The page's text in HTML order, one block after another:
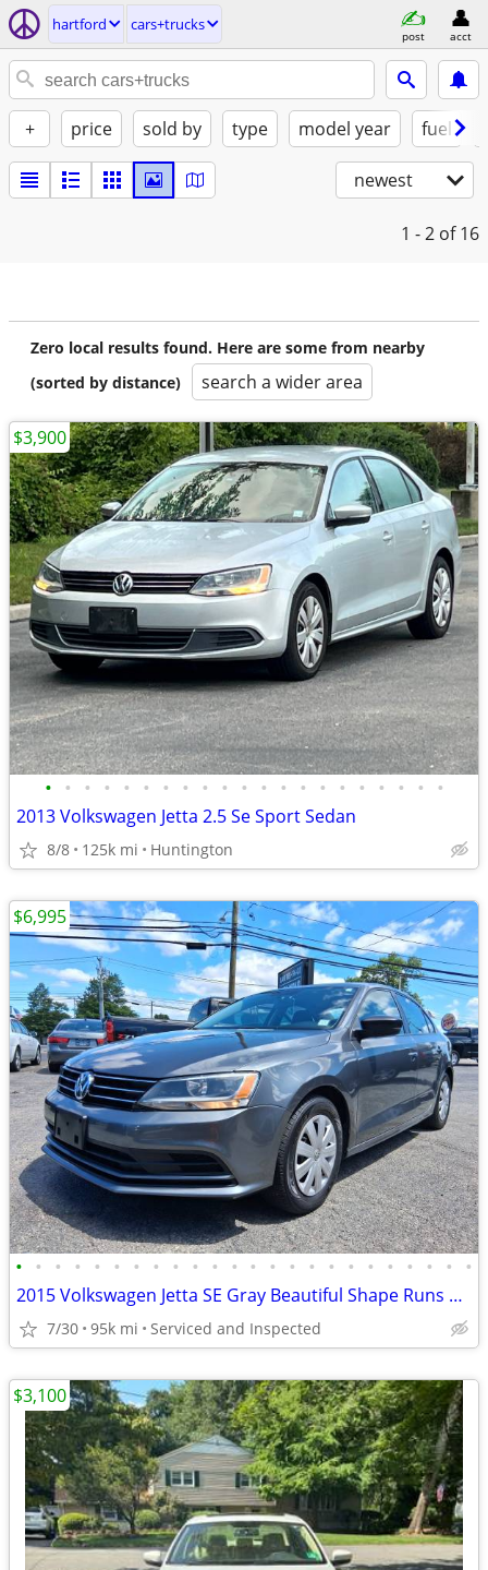
hartford cars+trucks
post acct
+ price sold by type model year fuel
newest
1 - 2 of 16
Zero local results found. Here are some from nearby
(sorted by distance)
search a wider area
• • • • • • • • • • • • • • • • • • • • •
2013 Volkswagen Jetta 2.5 Se Sport Sedan
8/8 125k mi Huntington
$3,900
• • • • • • • • • • • • • • • • • • • • • • • •
2015 Volkswagen Jetta SE Gray Beautiful Shape Runs Excellent
7/30 95k mi Serviced and Inspected
$6,995
$3,100